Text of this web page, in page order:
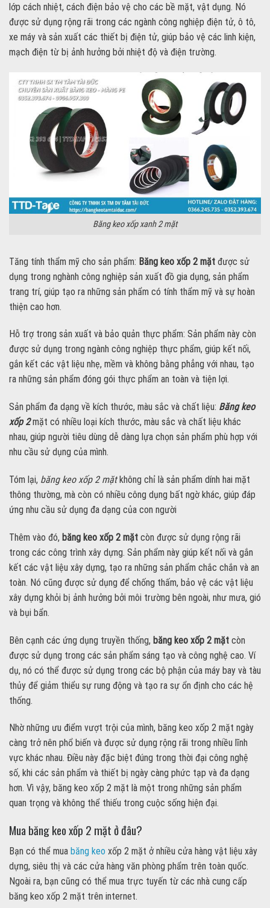
lớp cách nhiệt, cách điện bảo vệ cho các bề mặt, vật dụng. Nó
được sử dụng rộng rãi trong các ngành công nghiệp điện tử, ô tô,
xe máy và sản xuất các thiết bị điện tử, giúp bảo vệ các linh kiện,
mạch điện từ bị ảnh hưởng bởi nhiệt độ và điện trường.
Băng keo xốp xanh 2 mặt
Tăng tính thẩm mỹ cho sản phẩm: Băng keo xốp 2 mặt được sử
dụng trong nghành công nghiệp sản xuất đồ gia dụng, sản phẩm
trang trí, giúp tạo ra những sản phẩm có tính thẩm mỹ và sự hoàn
thiện cao hơn.
Hỗ trợ trong sản xuất và bảo quản thực phẩm: Sản phẩm này còn
được sử dụng trong ngành công nghiệp thực phẩm, giúp kết nối,
gắn kết các vật liệu nhẹ, mềm và không bằng phẳng với nhau, tạo
ra những sản phẩm đóng gói thực phẩm an toàn và tiện lợi.
Sản phẩm đa dạng về kích thước, màu sắc và chất liệu: Băng keo
xốp 2 mặt có nhiều loại kích thước, màu sắc và chất liệu khác
nhau, giúp người tiêu dùng dễ dàng lựa chọn sản phẩm phù hợp với
nhu cầu sử dụng của mình.
Tóm lại, băng keo xốp 2 mặtkhông chỉ là sản phẩm dính hai mặt
thông thường, mà còn có nhiều công dụng bất ngờ khác, giúp đáp
ứng nhu cầu sử dụng đa dạng của con người
Thêm vào đó, băng keo xốp 2 mặt còn được sử dụng rộng rãi
trong các công trình xây dựng. Sản phẩm này giúp kết nối và gắn
kết các vật liệu xây dựng, tạo ra những sản phẩm chắc chắn và an
toàn. Nó cũng được sử dụng để chống thấm, bảo vệ các vật liệu
xây dựng khỏi bị ảnh hưởng bởi môi trường bên ngoài, như mưa, gió
và bụi bẩn.
Bên cạnh các ứng dụng truyền thống, băng keo xốp 2 mặt còn
được sử dụng trong các sản phẩm sáng tạo và công nghệ cao. Ví
dụ, nó có thể được sử dụng trong các bộ phận của máy bay và tàu
thủy để giảm thiểu sự rung động và tạo ra sự ổn định cho các hệ
thống.
Nhờ những ưu điểm vượt trội của mình, băng keo xốp 2 mặt ngày
càng trở nên phổ biến và được sử dụng rộng rãi trong nhiều lĩnh
vực khác nhau. Điều này đặc biệt đúng trong thời đại công nghệ
số, khi các sản phẩm và thiết bị ngày càng phức tạp và đa dạng
hơn. Vì vậy, băng keo xốp 2 mặt là một trong những sản phẩm
quan trọng và không thể thiếu trong cuộc sống hiện đại.
Mua băng keo xốp 2 mặt ở đâu?
Bạn có thể mua băng keo xốp 2 mặt ở nhiều cửa hàng vật liệu xây
dựng, siêu thị và các cửa hàng văn phòng phẩm trên toàn quốc.
Ngoài ra, bạn cũng có thể mua trực tuyến từ các nhà cung cấp
băng keo xốp 2 mặt trên internet.